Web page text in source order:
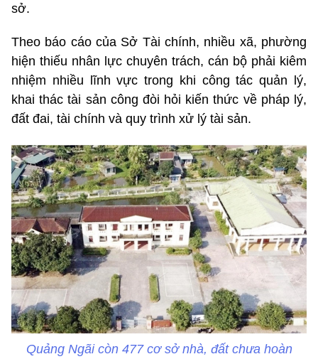
sở.
Theo báo cáo của Sở Tài chính, nhiều xã, phường
hiện thiếu nhân lực chuyên trách, cán bộ phải kiêm
nhiệm nhiều lĩnh vực trong khi công tác quản lý,
khai thác tài sản công đòi hỏi kiến thức về pháp lý,
đất đai, tài chính và quy trình xử lý tài sản.
Quảng Ngãi còn 477 cơ sở nhà, đất chưa hoàn